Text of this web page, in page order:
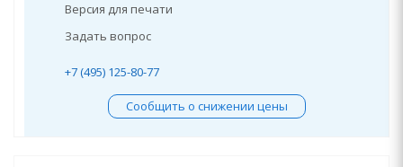
Версия для печати
Задать вопрос
+7 (495) 125-80-77
Сообщить о снижении цены